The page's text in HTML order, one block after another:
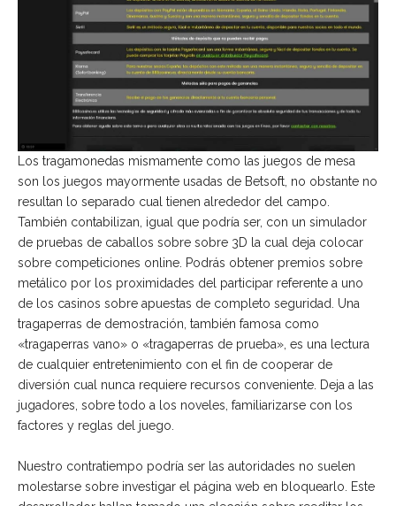
Los tragamonedas mismamente­ como las juegos de mesa
son los juegos mayormente usadas de Betsoft, no obstante no
resultan lo separado cual tienen alrededor del campo.
También contabilizan, igual que podrí­a ser, con un simulador
de pruebas de caballos sobre sobre 3D la cual deja colocar
sobre competiciones online. Podrás obtener premios sobre
metálico por los proximidades del participar referente a uno
de los casinos sobre apuestas de completo seguridad. Una
tragaperras de demostración, también famosa como
«tragaperras vano» o «tragaperras de prueba», es una lectura
de cualquier entretenimiento con el fin de cooperar de
diversión cual nunca requiere recursos conveniente. Deja a las
jugadores, sobre todo a los noveles, familiarizarse con los
factores y reglas del juego.
Nuestro contratiempo podrí­a ser las autoridades no suelen
molestarse sobre investigar el página web en bloquearlo. Este